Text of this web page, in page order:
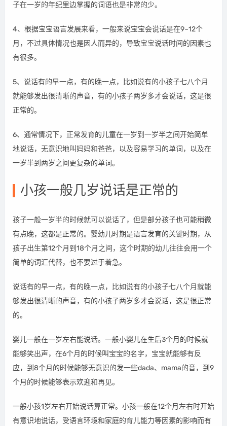
子在一岁的年纪里边掌握的词语也是非常的少。
4、根据宝宝语言发展来看，一般来说宝宝会说话是在9~12个
月，不过具体情况也是因人而异的，导致宝宝说话时间的因素也
有很多。
5、说话有的早一点，有的晚一点，比如说有的小孩子七八个月
就能够发出很清晰的声音，有的小孩子两岁多才会说话，这是很
正常的。
6、通常情况下，正常发育的儿童在一岁到一岁半之间开始简单
地说话，无意识地叫妈妈和爸爸，以及容易学习的单词，以及在
一岁半到两岁之间更复杂的单词。
小孩一般几岁说话是正常的
孩子一般一岁半的时候就可以说话了，但是部分孩子也可能稍微
有点晚，这都是正常的。婴幼儿时期是语言发育的关键时期，从
孩子出生第12个月到18个月之间，这个时期的幼儿往往会用一个
简单的词汇代替，也不要过于着急。
说话有的早一点，有的晚一点，比如说有的小孩子七八个月就能
够发出很清晰的声音，有的小孩子两岁多才会说话，这是很正常
的。
婴儿一般在一岁左右能说话。一般小婴儿在生后3个月的时候就
能够笑出声，在6个月的时候叫宝宝的名字，宝宝就能够有反
应，到8个月的时候能够无意识的发一些dada、mama的音，到9
个月的时候能够表示欢迎和再见。
一般小孩1岁左右开始说话算正常。小孩一般在12个月左右时开始
有意识地说话，受语言环境和家庭的育儿能力等因素的影响而有